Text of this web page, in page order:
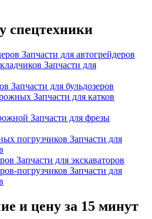
спецтехники
Запчасти для автогрейдеров
Запчасти для
Запчасти для бульдозеров
Запчасти для катков
Запчасти для фрезы
Запчасти для
Запчасти для экскаваторов
Запчасти для
и цену за 15 минут